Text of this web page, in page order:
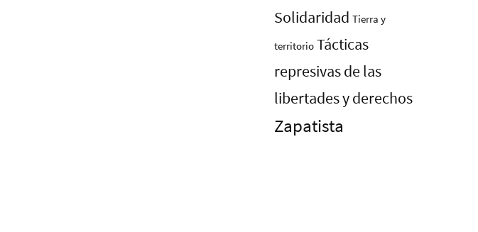
Solidaridad Tierra y
territorio Tácticas
represivas de las
libertades y derechos
Zapatista